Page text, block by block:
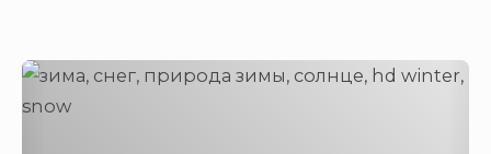
Красивая
природа